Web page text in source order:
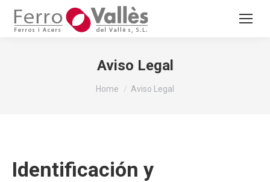
Aviso Legal
You are here:
Home Aviso Legal
Identificación y